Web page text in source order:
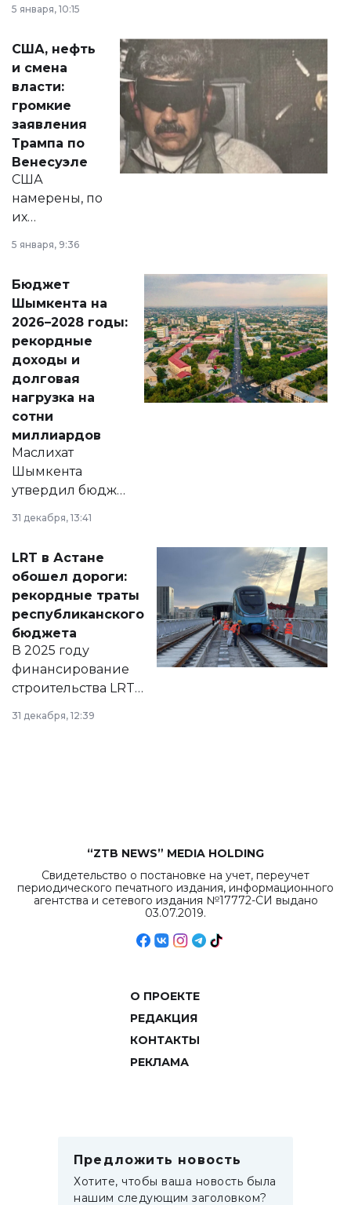
сразу несколько
актуальных тем —
от слухов о
политических
реформах до
вопросов армии,
экономики и
личного здоровья.
5 января, 10:15
США, нефть
и смена
власти:
громкие
заявления
Трампа по
Венесуэле
США
намерены, по
их
принести
народу
Венесуэлы.
5 января, 9:36
Бюджет
Шымкента на
2026–2028 годы:
рекордные
доходы и
долговая
нагрузка на
сотни
миллиардов
Маслихат
Шымкента
утвердил бюджет
города на 2026–
2028 годы.
документ
появился в базе
нормативных
правовых актов и
на сайте маслихат
города.
31 декабря, 13:41
LRT в Астане
обошел дороги:
рекордные траты
республиканского
бюджета
В 2025 году
финансирование
строительства LRT
в Астане из
республиканского
31 декабря, 12:39
“ZTB NEWS” MEDIA HOLDING
Свидетельство о постановке на учет, переучет
периодического печатного издания, информационного
агентства и сетевого издания №17772-СИ выдано
03.07.2019.
О ПРОЕКТЕ
РЕДАКЦИЯ
КОНТАКТЫ
РЕКЛАМА
Предложить новость
Хотите, чтобы ваша новость была
нашим следующим заголовком?